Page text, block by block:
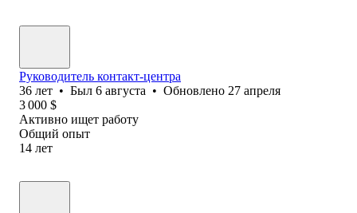
Руководитель контакт-центра
36 лет • Был 6 августа • Обновлено 27 апреля
3 000 $
Активно ищет работу
Общий опыт
14 лет